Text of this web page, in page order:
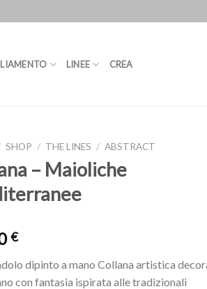
LINEE CREA
SHOP / THE LINES / ABSTRACT
– Maioliche
€
dipinto a mano Collana artistica
con fantasia ispirata alle tradizionali